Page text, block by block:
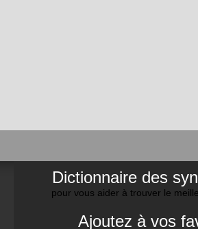
Dictionnaire des
pour vous aider à trouver le
Ajoutez à vos